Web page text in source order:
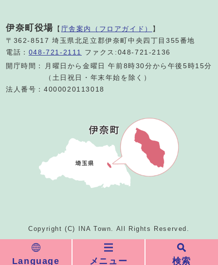
Language メニュー 検索
伊奈町役場 【 庁舎案内（フロアガイド） 】
〒362-8517 埼玉県北足立郡伊奈町中央四丁目355番地
電話： 048-721-2111
ファクス:048-721-2136
開庁時間：
月曜日から金曜日 午前8時30分から午後5時15分
（土日祝日・年末年始を除く）
法人番号：4000020113018
Copyright (C) INA Town. All Rights Reserved.